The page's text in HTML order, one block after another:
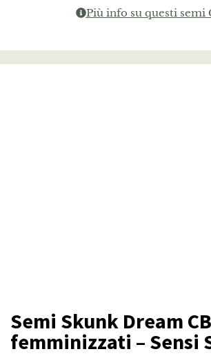
Più info su questi semi
Semi Skunk Dream
femminizzati – Sensi